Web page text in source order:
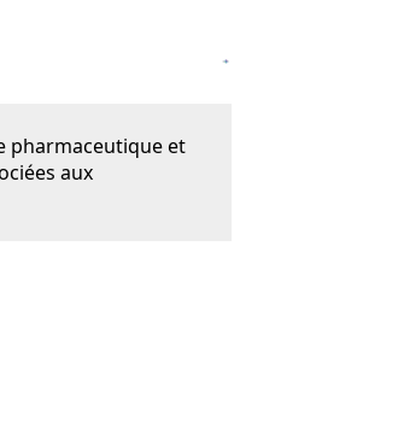
pharmaceutique et
aux